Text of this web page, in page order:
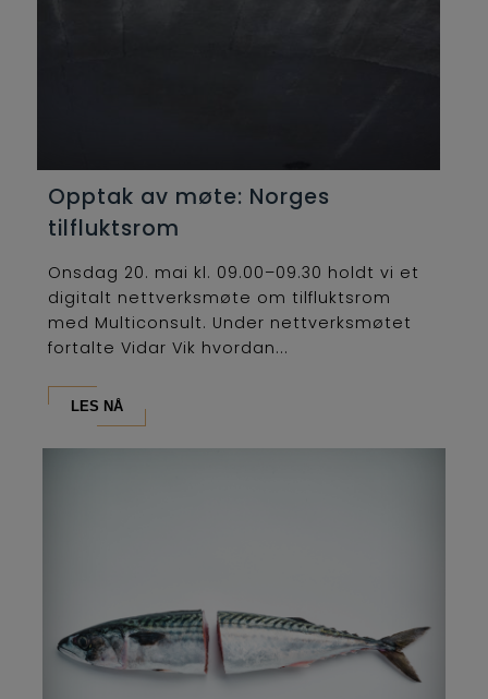
Opptak av møte: Norges
tilfluktsrom
Onsdag 20. mai kl. 09.00–09.30 holdt vi et
digitalt nettverksmøte om tilfluktsrom
med Multiconsult. Under nettverksmøtet
fortalte Vidar Vik hvordan...
LES NÅ